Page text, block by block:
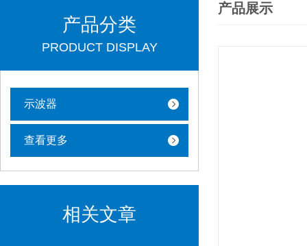
产品分类
PRODUCT DISPLAY
示波器
查看更多
相关文章
产品展示